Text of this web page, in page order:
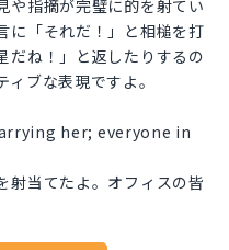
や指摘が完璧に的を射てい
に「それだ！」と相槌を打
だね！」と返したりするの
ブな表現ですよ。
her; everyone in
射当てたよ。オフィスの皆